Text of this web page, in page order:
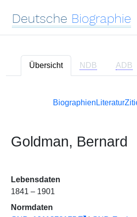
Deutsche Biographie
Übersicht NDB ADB
Biographien Literatur
Goldman, Bernard
Lebensdaten
1841 – 1901
Normdaten